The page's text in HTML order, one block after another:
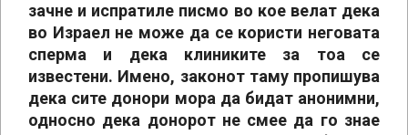
зачне и испратиле писмо во кое велат дека
во Израел не може да се користи неговата
сперма и дека клиниките за тоа се
известени. Имено, законот таму пропишува
дека сите донори мора да бидат анонимни,
односно дека донорот не смее да го знае